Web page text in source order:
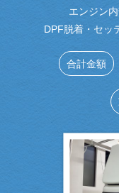
エンジン
DPF脱着・セッ
合計金額